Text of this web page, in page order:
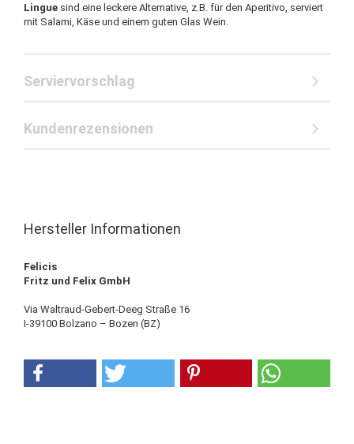
Lingue sind eine leckere Alternative, z.B. für den Aperitivo, serviert
mit Salami, Käse und einem guten Glas Wein.
Serviervorschlag
Kundenrezensionen
Hersteller Informationen
Felicis
Fritz und Felix GmbH
Via Waltraud-Gebert-Deeg Straße 16
I-39100 Bolzano – Bozen (BZ)